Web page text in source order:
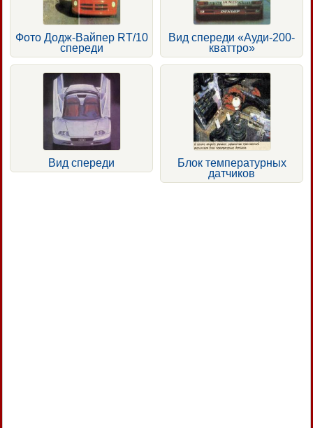
Фото Додж-Вайпер RT/10
спереди
Вид спереди «Ауди-200-
кваттро»
Вид спереди
Блок температурных
датчиков